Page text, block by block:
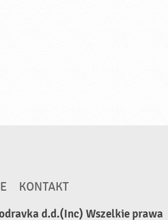
KONTAKT
d.d.(Inc) Wszelkie prawa